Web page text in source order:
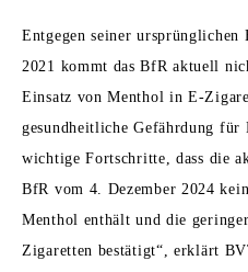
Entgegen seiner ursprünglichen
2021 kommt das BfR aktuell
Einsatz von Menthol in E-
gesundheitliche Gefährdung für
wichtige Fortschritte, dass die
BfR vom 4. Dezember 2024
Menthol enthält und die
Zigaretten bestätigt“, erklärt